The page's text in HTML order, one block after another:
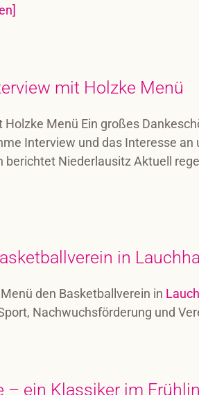
mit Holzke Menü
Menü Ein großes
Interview und das Interesse an
berichtet Niederlausitz Aktuell
in
den Basketballverein in
Nachwuchsförderung und
– ein Klassiker im